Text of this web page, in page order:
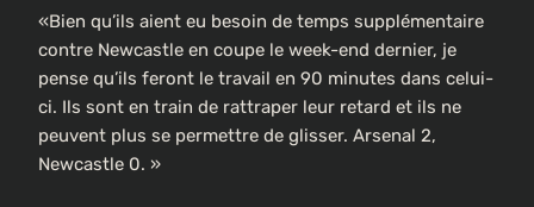
«Bien qu’ils aient eu besoin de temps supplémentaire
contre Newcastle en coupe le week-end dernier, je
pense qu’ils feront le travail en 90 minutes dans celui-
ci. Ils sont en train de rattraper leur retard et ils ne
peuvent plus se permettre de glisser. Arsenal 2,
Newcastle 0. »